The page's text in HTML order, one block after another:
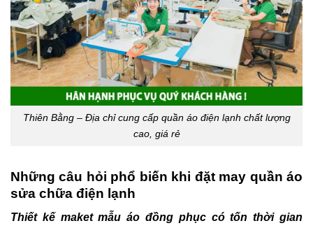
Thiên Bằng – Địa chỉ cung cấp quần áo điện lạnh chất lượng
cao, giá rẻ
Những câu hỏi phổ biến khi đặt may quần áo
sửa chữa điện lạnh
Thiết kế maket mẫu áo đồng phục có tốn thời gian